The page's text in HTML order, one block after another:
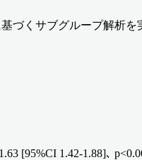
づくサブグループ解析を
[95%CI 1.42-1.88]､